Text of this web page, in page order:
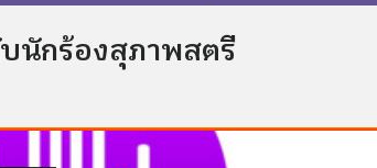
นักร้องสุภาพสตรี